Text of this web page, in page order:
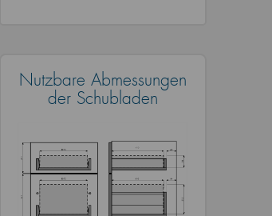
Nutzbare Abmessungen
der Schubladen